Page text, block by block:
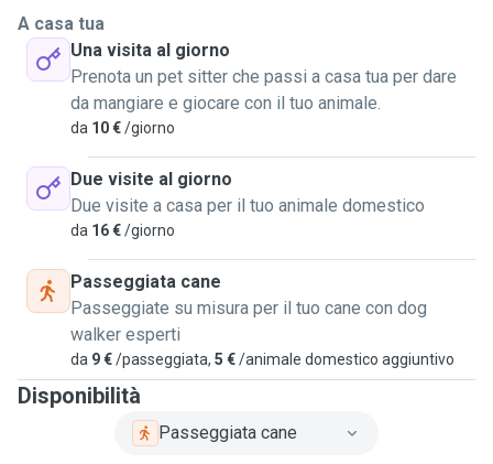
delle piante degli altri, soprattutto durante le vacanze o nei
periodi festivi.
Negli ultimi anni ho maturato esperienza come cat sitter e
plant sitter, sia per amici che tramite passaparola. Mi
dedico con cura, responsabilità e attenzione alle esigenze
di ogni animale, rispettandone i ritmi e le abitudini, e alle
piante con lo stesso riguardo.
Se cerchi una presenza affidabile e rispettosa per
prendermi cura dei tuoi animali o delle tue piante,
contattami!
A casa tua
Una visita al giorno
Prenota un pet sitter che passi a casa tua per dare
da mangiare e giocare con il tuo animale.
da 10 €/giorno
Due visite al giorno
Due visite a casa per il tuo animale domestico
da 16 €/giorno
Passeggiata cane
Passeggiate su misura per il tuo cane con dog
walker esperti
da 9 €/passeggiata, 5 €/animale domestico aggiuntivo
Disponibilità
Passeggiata cane